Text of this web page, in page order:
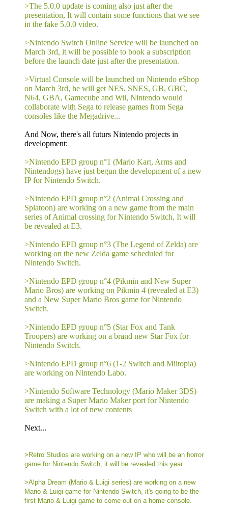
>The 5.0.0 update is coming also just after the
presentation, It will contain some functions that we see
in the fake 5.0.0 video.
>Nintendo Switch Online Service will be launched on
March 3rd, it will be possible to book a subscription
before the launch date just after the presentation.
>Virtual Console will be launched on Nintendo eShop
on March 3rd, he will get NES, SNES, GB, GBC,
N64, GBA, Gamecube and Wii, Nintendo would
collaborate with Sega to release games from Sega
consoles like the Megadrive...
And Now, there's all futurs Nintendo projects in
development:
>Nintendo EPD group n°1 (Mario Kart, Arms and
Nintendogs) have just begun the development of a new
IP for Nintendo Switch.
>Nintendo EPD group n°2 (Animal Crossing and
Splatoon) are working on a new game from the main
series of Animal crossing for Nintendo Switch, It will
be revealed at E3.
>Nintendo EPD group n°3 (The Legend of Zelda) are
working on the new Zelda game scheduled for
Nintendo Switch.
>Nintendo EPD group n°4 (Pikmin and New Super
Mario Bros) are working on Pikmin 4 (revealed at E3)
and a New Super Mario Bros game for Nintendo
Switch.
>Nintendo EPD group n°5 (Star Fox and Tank
Troopers) are working on a brand new Star Fox for
Nintendo Switch.
>Nintendo EPD group n°6 (1-2 Switch and Miitopia)
are working on Nintendo Labo.
>Nintendo Software Technology (Mario Maker 3DS)
are making a Super Mario Maker port for Nintendo
Switch with a lot of new contents
Next...
>Retro Studios are working on a new IP who will be an horror
game for Nintendo Switch, it will be revealed this year.
>Alpha Dream (Mario & Luigi series) are working on a new
Mario & Luigi game for Nintendo Switch, it's going to be the
first Mario & Luigi game to come out on a home console.